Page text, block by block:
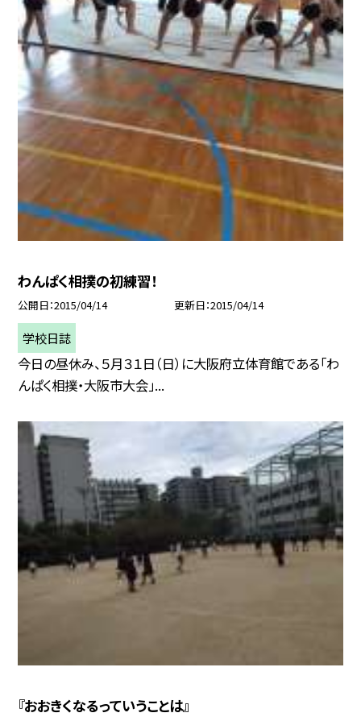
わんぱく相撲の初練習！
公開日 2015/04/14 更新日 2015/04/14
学校日誌
今日の昼休み、５月３１日（日）に大阪府立体育館である「わ
んぱく相撲・大阪市大会」...
『おおきくなるっていうことは』